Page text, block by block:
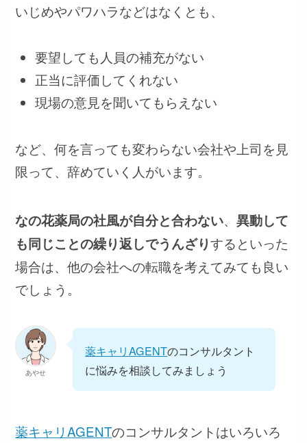
いじめやパワハラなどはなくとも、
要望しても人員の補充がない
正当に評価してくれない
現場の意見を聞いてもらえない
など、何を言っても変わらない会社や上司を見
限って、辞めていく人がいます。
なの花薬局の社風が自分と合わない、異動して
も同じことの繰り返しでうんざりするといった
場合は、他の会社への転職を考えてみても良い
でしょう。
あやせ
薬キャリAGENTのコンサルタント
に悩みを相談してみましょう
薬キャリAGENTのコンサルタントはいろいろ